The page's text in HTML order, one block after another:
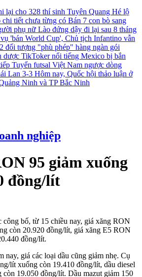
lại cho 328 thí sinh Tuyên Quang Hé lộ
tiết chưa từng có Bán 7 con bò sang
phụ nữ Lào đứng dậy đi lại sau 8 tháng
'bán World Cup', Chủ tịch Infantino vẫn
đối tượng "phù phép" hàng ngàn gói
dược TikToker nổi tiếng Mexico bị bắn
Tuyển futsal Việt Nam ngược dòng
Lan 3-3 Hôm nay, Quốc hội thảo luận ở
Ninh và TP Bắc Ninh
nghiệp
95 giảm xuống
đồng/lít
công bố, từ 15 chiều nay, giá xăng RON
còn 20.920 đồng/lít, giá xăng E5 RON
đồng/lít.
nay, giá các loại dầu cũng giảm nhẹ. Cụ
lít xuống còn 19.410 đồng/lít, dầu diesel
còn 19.050 đồng/lít. Dầu mazut giảm 150